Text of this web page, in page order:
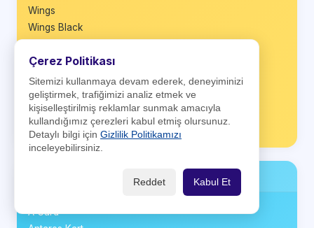
Wings
Wings Black
Wings Private
World Business
World Nakit
World Platinum
Ziraat Maximum
A Card
Çerez Politikası
Sitemizi kullanmaya devam ederek, deneyiminizi
geliştirmek, trafiğimizi analiz etmek ve
kişiselleştirilmiş reklamlar sunmak amacıyla
kullandığımız çerezleri kabul etmiş olursunuz.
Detaylı bilgi için Gizlilik Politikamızı
inceleyebilirsiniz.
Reddet Kabul Et